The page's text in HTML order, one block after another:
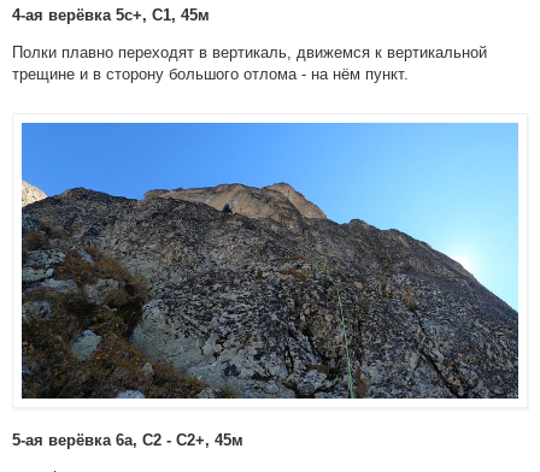
4-ая верёвка 5с+, С1, 45м
Полки плавно переходят в вертикаль, движемся к вертикальной
трещине и в сторону большого отлома - на нём пункт.
5-ая верёвка 6а, С2 - С2+, 45м